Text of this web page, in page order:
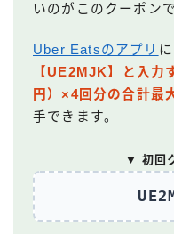
いのがこのクーポンで
Uber Eatsのアプリ
【UE2MJK】と入力
円）×4回分の合計最
手できます。
▼ 初回